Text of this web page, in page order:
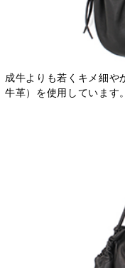
成牛よりも若くキメ細や
牛革）を使用しています。